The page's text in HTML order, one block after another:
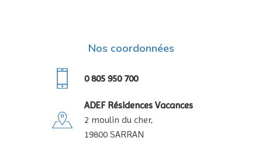
Nos coordonnées
0 805 950 700
ADEF Résidences Vacances
2 moulin du cher,
19800 SARRAN